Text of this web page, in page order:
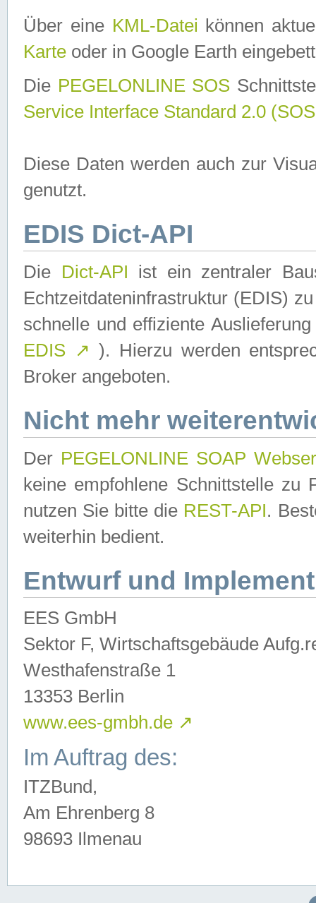
Über eine KML-Datei können
Karte oder in Google Earth
Die PEGELONLINE SOS
Service Interface Standard 2.0
Diese Daten werden auch zur
genutzt.
EDIS Dict-API
Die Dict-API ist ein zentraler
Echtzeitdateninfrastruktur (EDIS)
schnelle und effiziente
EDIS ↗ ). Hierzu werden
Broker angeboten.
Nicht mehr
Der PEGELONLINE SOAP
keine empfohlene Schnittstelle zu
nutzen Sie bitte die REST-API.
weiterhin bedient.
Entwurf und
EES GmbH
Sektor F, Wirtschaftsgebäude
Westhafenstraße 1
13353 Berlin
www.ees-gmbh.de ↗
Im Auftrag des:
ITZBund,
Am Ehrenberg 8
98693 Ilmenau